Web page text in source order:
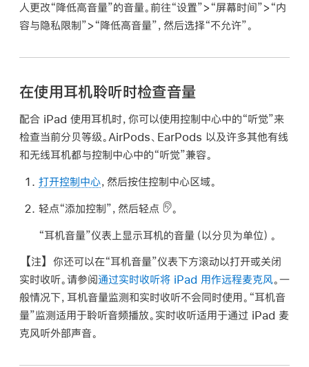
人更改“降低高音量”的音量。前往“设置”>“屏幕时间”>“内
容与隐私限制”>“降低高音量”，然后选择“不允许”。
在使用耳机聆听时检查音量
配合 iPad 使用耳机时，你可以使用控制中心中的“听觉”来
检查当前分贝等级。AirPods、EarPods 以及许多其他有线
和无线耳机都与控制中心中的“听觉”兼容。
打开控制中心，然后按住控制中心区域。
轻点“添加控制”，然后轻点 。
“耳机音量”仪表上显示耳机的音量（以分贝为单位）。
【注】 你还可以在“耳机音量”仪表下方滚动以打开或关闭
实时收听。请参阅通过实时收听将 iPad 用作远程麦克风。一
般情况下，耳机音量监测和实时收听不会同时使用。“耳机音
量”监测适用于聆听音频播放。实时收听适用于通过 iPad 麦
克风听外部声音。